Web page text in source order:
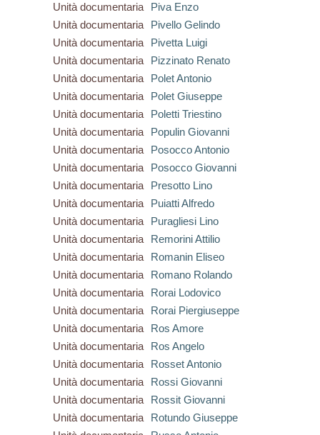
Unità documentaria
Piva Enzo
Unità documentaria
Pivello Gelindo
Unità documentaria
Pivetta Luigi
Unità documentaria
Pizzinato Renato
Unità documentaria
Polet Antonio
Unità documentaria
Polet Giuseppe
Unità documentaria
Poletti Triestino
Unità documentaria
Populin Giovanni
Unità documentaria
Posocco Antonio
Unità documentaria
Posocco Giovanni
Unità documentaria
Presotto Lino
Unità documentaria
Puiatti Alfredo
Unità documentaria
Puragliesi Lino
Unità documentaria
Remorini Attilio
Unità documentaria
Romanin Eliseo
Unità documentaria
Romano Rolando
Unità documentaria
Rorai Lodovico
Unità documentaria
Rorai Piergiuseppe
Unità documentaria
Ros Amore
Unità documentaria
Ros Angelo
Unità documentaria
Rosset Antonio
Unità documentaria
Rossi Giovanni
Unità documentaria
Rossit Giovanni
Unità documentaria
Rotundo Giuseppe